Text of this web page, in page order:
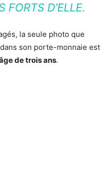
FORTS D’ELLE.
la seule photo que
son porte-monnaie est
de trois ans.